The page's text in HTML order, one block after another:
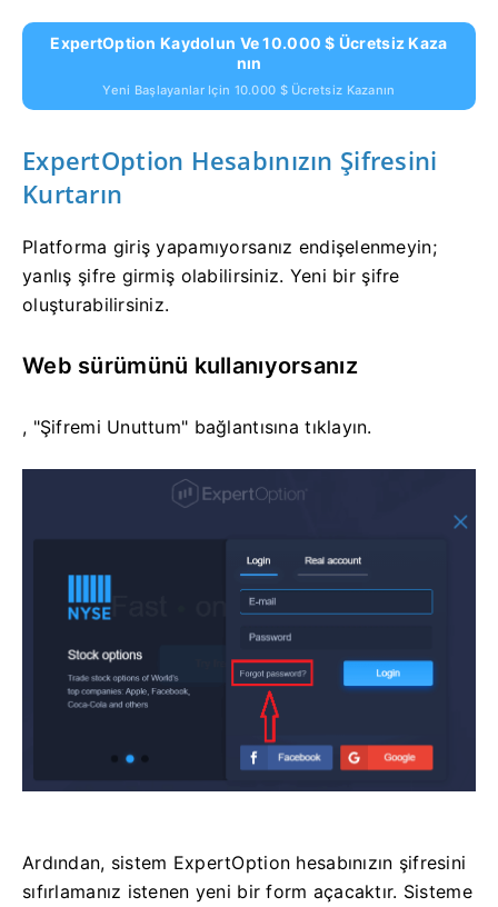
ExpertOption Kaydolun Ve 10.000 $ Ücretsiz Kaza
Nın
Yeni Başlayanlar Için 10.000 $ Ücretsiz Kazanın
ExpertOption Hesabınızın Şifresini
Kurtarın
Platforma giriş yapamıyorsanız endişelenmeyin;
yanlış şifre girmiş olabilirsiniz. Yeni bir şifre
oluşturabilirsiniz.
Web sürümünü kullanıyorsanız
, "Şifremi Unuttum" bağlantısına tıklayın.
Ardından, sistem ExpertOption hesabınızın şifresini
sıfırlamanız istenen yeni bir form açacaktır. Sisteme